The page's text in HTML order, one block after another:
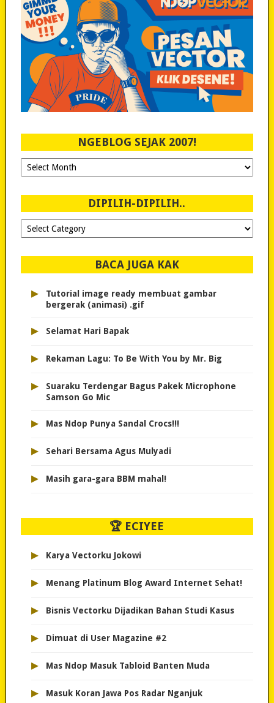
NGEBLOG SEJAK 2007!
Ngeblog
Sejak
DIPILIH-DIPILIH..
Dipilih-
dipilih..
BACA JUGA KAK
▸
Tutorial image ready membuat gambar
bergerak (animasi) .gif
▸ Selamat Hari Bapak
▸ Rekaman Lagu: To Be With You by Mr. Big
▸
Suaraku Terdengar Bagus Pakek Microphone
Samson Go Mic
▸ Mas Ndop Punya Sandal Crocs!!!
▸ Sehari Bersama Agus Mulyadi
▸ Masih gara-gara BBM mahal!
🏆 ECIYEE
▸ Karya Vectorku Jokowi
▸ Menang Platinum Blog Award Internet Sehat!
▸ Bisnis Vectorku Dijadikan Bahan Studi Kasus
▸ Dimuat di User Magazine #2
▸ Mas Ndop Masuk Tabloid Banten Muda
▸ Masuk Koran Jawa Pos Radar Nganjuk